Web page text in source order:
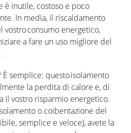
è inutile, costoso e poco
In media, il riscaldamento
vostro consumo energetico,
a fare un uso migliore del
semplice: questo isolamento
la perdita di calore e, di
il vostro risparmio energetico.
o coibentazione del
semplice e veloce), avete la